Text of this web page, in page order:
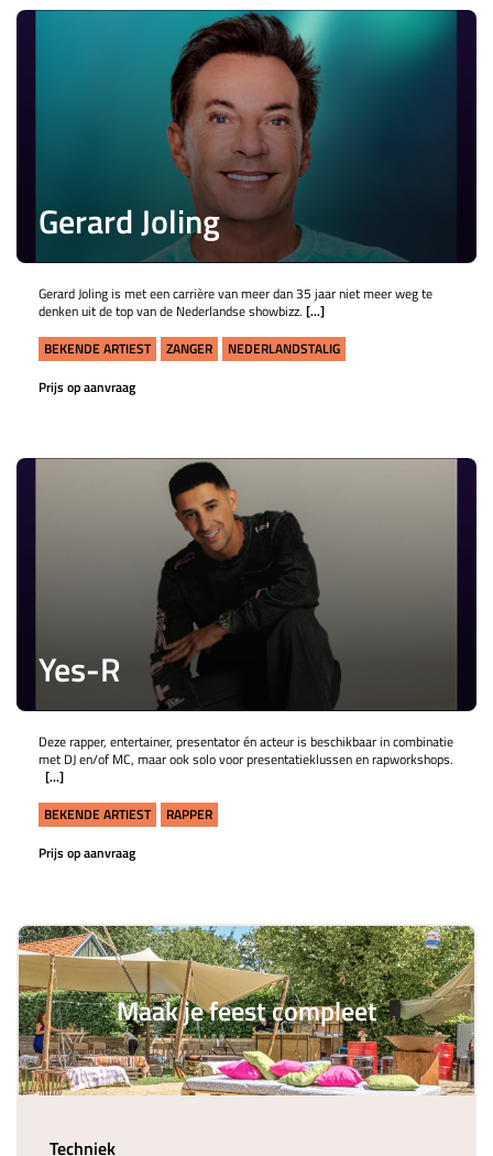
Gerard Joling
Gerard Joling is met een carrière van meer dan 35 jaar niet meer weg te
denken uit de top van de Nederlandse showbizz. [...]
BEKENDE ARTIEST
ZANGER
NEDERLANDSTALIG
Prijs op aanvraag
Yes-R
Deze rapper, entertainer, presentator én acteur is beschikbaar in combinatie
met DJ en/of MC, maar ook solo voor presentatieklussen en rapworkshops.
[...]
BEKENDE ARTIEST
RAPPER
Prijs op aanvraag
Maak je feest compleet
Techniek